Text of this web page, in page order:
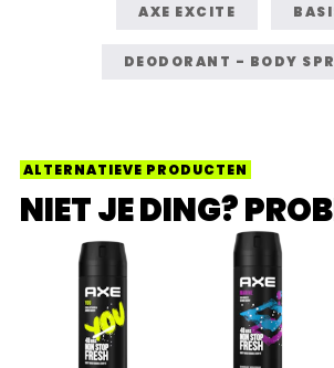
AXE EXCITE
DEODORANT - BODY
ALTERNATIEVE PRODUCTEN
NIET JE DING?